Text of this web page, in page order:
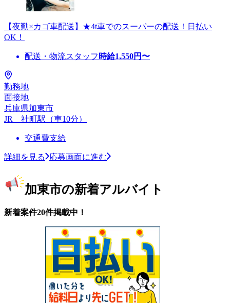
【夜勤×カゴ車配送】★4t車でのスーパーの配送！日払い
OK！
配送・物流スタッフ 時給1,550円〜
勤務地
面接地
兵庫県加東市
JR 社町駅（車10分）
交通費支給
詳細を見る 応募画面に進む
加東市の新着アルバイト
新着案件20件掲載中！